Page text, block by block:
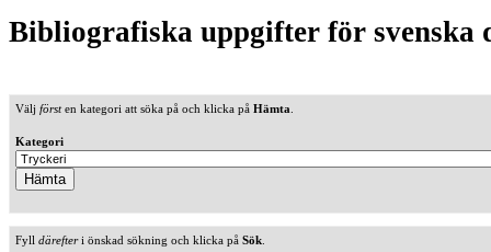
Bibliografiska uppgifter för svenska
Välj försten kategori att söka på och klicka på Hämta
Kategori
Fyll därefteri önskad sökning och klicka på Sök